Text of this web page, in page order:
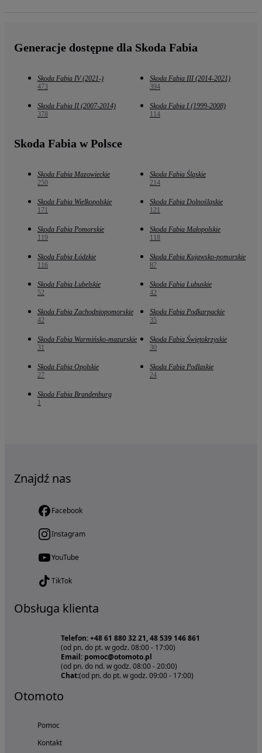
Generacje dostępne dla Skoda Fabia
Skoda Fabia IV (2021-)
473
Skoda Fabia III (2014-2021)
394
Skoda Fabia II (2007-2014)
378
Skoda Fabia I (1999-2008)
114
Skoda Fabia w Polsce
Skoda Fabia Mazowieckie
250
Skoda Fabia Śląskie
214
Skoda Fabia Wielkopolskie
171
Skoda Fabia Dolnośląskie
121
Skoda Fabia Pomorskie
119
Skoda Fabia Małopolskie
118
Skoda Fabia Łódzkie
116
Skoda Fabia Kujawsko-pomorskie
87
Skoda Fabia Lubelskie
52
Skoda Fabia Lubuskie
42
Skoda Fabia Zachodniopomorskie
42
Skoda Fabia Podkarpackie
35
Skoda Fabia Warmińsko-mazurskie
31
Skoda Fabia Świętokrzyskie
30
Skoda Fabia Opolskie
27
Skoda Fabia Podlaskie
24
Skoda Fabia Brandenburg
1
Znajdź nas
Facebook
Instagram
YouTube
TikTok
Obsługa klienta
Telefon: +48 61 880 32 21, 48 539 146 861
(od pn. do pt. w godz. 08:00 - 17:00)
Email: pomoc@otomoto.pl
(od pn. do nd. w godz. 08:00 - 20:00)
Chat:(od pn. do pt. w godz. 09:00 - 17:00)
Otomoto
Pomoc
Kontakt